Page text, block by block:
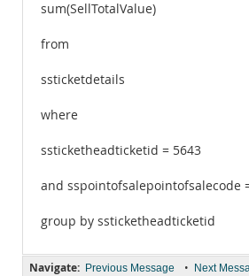
sum(SellTotalValue)
from
ssticketdetails
where
ssticketheadticketid = 5643
and sspointofsalepointofsalecode
group by ssticketheadticketid
Navigate: Previous Message • Next